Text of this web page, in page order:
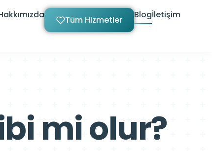
Tüm Hizmetler Blogİletişim
mi olur?